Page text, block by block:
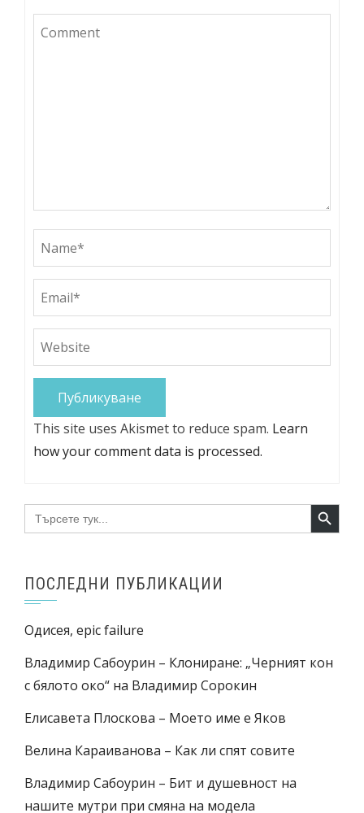
This site uses Akismet to reduce spam. Learn
how your comment data is processed.
Search
for:
Search Button
ПОСЛЕДНИ ПУБЛИКАЦИИ
Одисея, epic failure
Владимир Сабоурин – Клониране: „Черният кон
с бялото око“ на Владимир Сорокин
Елисавета Плоскова – Моето име е Яков
Велина Караиванова – Как ли спят совите
Владимир Сабоурин – Бит и душевност на
нашите мутри при смяна на модела